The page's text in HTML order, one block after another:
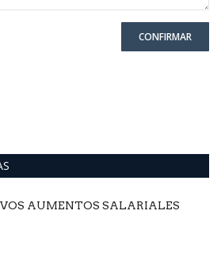
CONFIRMAR
AUMENTOS SALARIALES